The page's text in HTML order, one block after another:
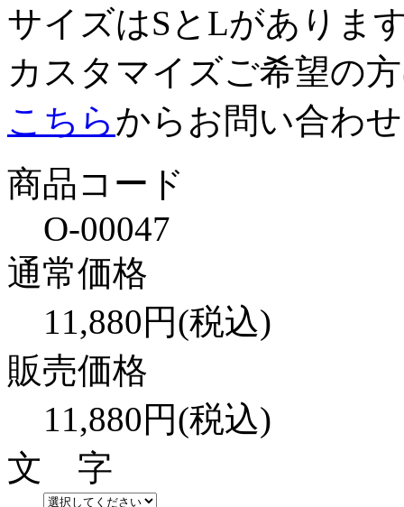
サイズはSとLがありま
カスタマイズご希望の
こちらからお問い合わ
商品コード
O-00047
通常価格
11,880円(税込)
販売価格
11,880円(税込)
文 字